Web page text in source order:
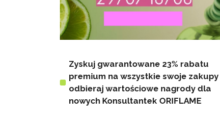
Zyskuj gwarantowane 23% rabatu
premium na wszystkie swoje zakupy
odbieraj wartościowe nagrody dla
nowych Konsultantek ORIFLAME